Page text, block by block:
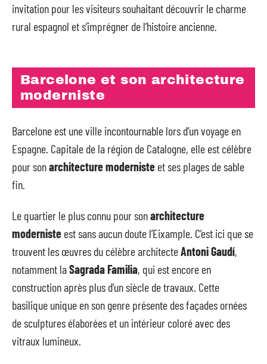
invitation pour les visiteurs souhaitant découvrir le charme
rural espagnol et s’imprégner de l’histoire ancienne.
Barcelone et son architecture
moderniste
Barcelone est une ville incontournable lors d’un voyage en
Espagne. Capitale de la région de Catalogne, elle est célèbre
pour sonarchitecture moderniste et ses plages de sable
fin.
Le quartier le plus connu pour sonarchitecture
moderniste est sans aucun doute l’Eixample. C’est ici que se
trouvent les œuvres du célèbre architecteAntoni Gaudí,
notamment laSagrada Familia, qui est encore en
construction après plus d’un siècle de travaux. Cette
basilique unique en son genre présente des façades ornées
de sculptures élaborées et un intérieur coloré avec des
vitraux lumineux.